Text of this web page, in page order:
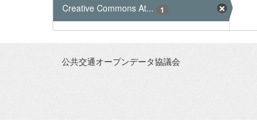
Creative Commons At...
1
公共交通オープンデータ協議会